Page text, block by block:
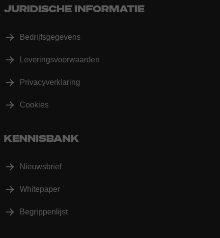
JURIDISCHE INFORMATIE
Bedrijfsgegevens
Leveringsvoorwaarden
Privacyverklaring
Cookies
KENNISBANK
Nieuwsbrief
Whitepaper
Begrippenlijst